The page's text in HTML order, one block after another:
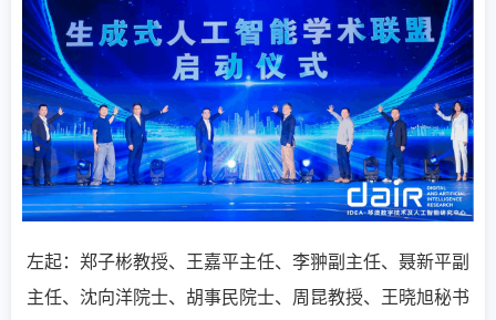
左起：郑子彬教授、王嘉平主任、李翀副主任、聂新平副
主任、沈向洋院士、胡事民院士、周昆教授、王晓旭秘书